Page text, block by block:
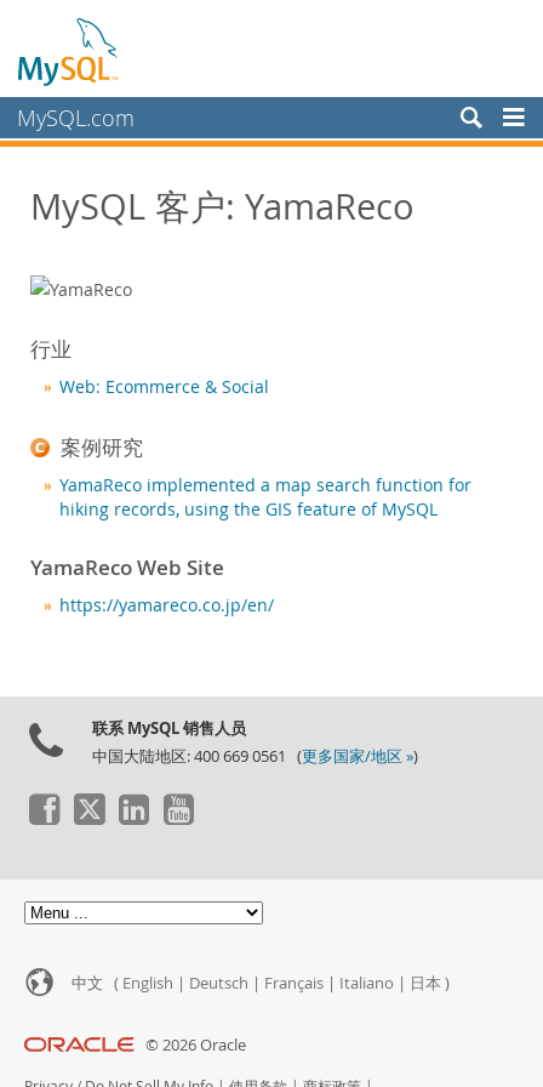
MySQL.com
服务
客户
案例研究
按照以下分类查看：
国家/地区
为何选择 MySQL？
开发人员专区
MySQL 客户: YamaReco
行业
Web: Ecommerce & Social
案例研究
YamaReco implemented a map search function for
hiking records, using the GIS feature of MySQL
YamaReco Web Site
https://yamareco.co.jp/en/
联系 MySQL 销售人员
中国大陆地区: 400 669 0561 (更多国家/地区 »)
中文 ( English | Deutsch | Français | Italiano | 日本 )
© 2026 Oracle